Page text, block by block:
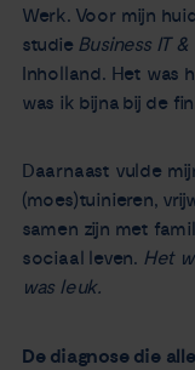
Contact
Werk. Voor mijn
studie Business IT
Inholland. Het was
was ik bijna bij de
Daarnaast vulde
(moes)tuinieren,
samen zijn met
sociaal leven. Het
was leuk.
De diagnose die